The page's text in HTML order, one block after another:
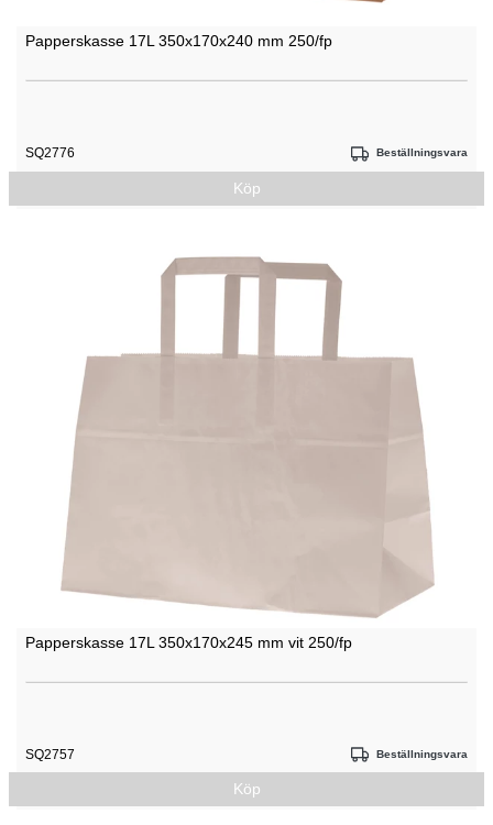
Papperskasse 17L 350x170x240 mm 250/fp
SQ2776 Beställningsvara
Köp
Papperskasse 17L 350x170x245 mm vit 250/fp
SQ2757 Beställningsvara
Köp